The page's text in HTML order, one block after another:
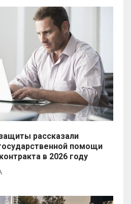
рассказали
помощи
в 2026 году